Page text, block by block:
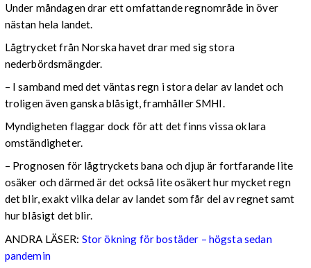
Under måndagen drar ett omfattande regnområde in över
nästan hela landet.
Lågtrycket från Norska havet drar med sig stora
nederbördsmängder.
– I samband med det väntas regn i stora delar av landet och
troligen även ganska blåsigt, framhåller SMHI.
Myndigheten flaggar dock för att det finns vissa oklara
omständigheter.
– Prognosen för lågtryckets bana och djup är fortfarande lite
osäker och därmed är det också lite osäkert hur mycket regn
det blir, exakt vilka delar av landet som får del av regnet samt
hur blåsigt det blir.
ANDRA LÄSER: Stor ökning för bostäder – högsta sedan
pandemin